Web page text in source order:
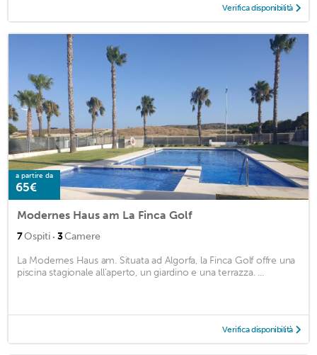
Verifica disponibilità
a partire da
65€
Modernes Haus am La Finca Golf
7Ospiti · 3Camere
La Modernes Haus am. Situata ad Algorfa, la Finca Golf offre una
piscina stagionale all'aperto, un giardino e una terrazza. ...
Verifica disponibilità